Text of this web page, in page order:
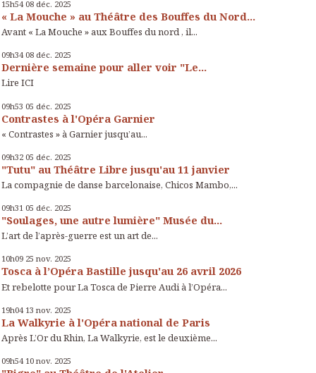
15h54 08 déc. 2025
« La Mouche » au Théâtre des Bouffes du Nord...
Avant « La Mouche » aux Bouffes du nord , il...
09h34 08 déc. 2025
Dernière semaine pour aller voir "Le...
Lire ICI
09h53 05 déc. 2025
Contrastes à l'Opéra Garnier
« Contrastes » à Garnier jusqu’au...
09h32 05 déc. 2025
"Tutu" au Théâtre Libre jusqu'au 11 janvier
La compagnie de danse barcelonaise, Chicos Mambo,...
09h31 05 déc. 2025
"Soulages, une autre lumière" Musée du...
L’art de l’après-guerre est un art de...
10h09 25 nov. 2025
Tosca à l’Opéra Bastille jusqu'au 26 avril 2026
Et rebelotte pour La Tosca de Pierre Audi à l’Opéra...
19h04 13 nov. 2025
La Walkyrie à l'Opéra national de Paris
Après L’Or du Rhin, La Walkyrie, est le deuxième...
09h54 10 nov. 2025